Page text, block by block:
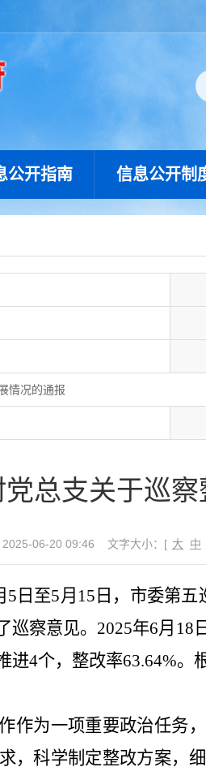
公开指南 信息公开制
情况的通报
党总支关于巡
2025-06-20 09:46 文字大小：[ 大 中
5 日至5月 15 日，市委第五
察意见。 2025年6月 18
进4个，整改率63.64%。
作为一项重要政治任务
，科学制定整改方案，